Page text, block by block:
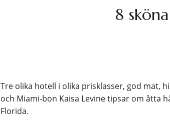
8
Tre olika hotell i olika prisklasser, god mat,
och Miami-bon Kaisa Levine tipsar om åtta
Florida.